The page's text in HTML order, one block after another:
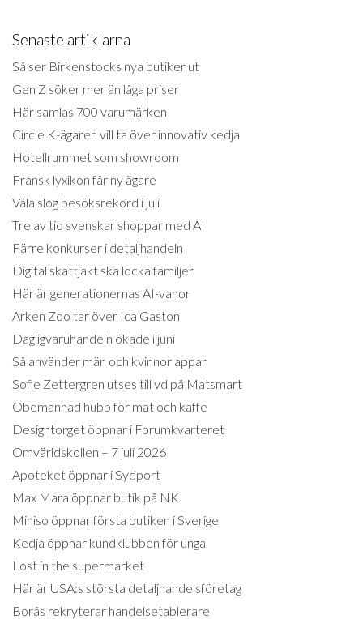
Senaste artiklarna
Så ser Birkenstocks nya butiker ut
Gen Z söker mer än låga priser
Här samlas 700 varumärken
Circle K-ägaren vill ta över innovativ kedja
Hotellrummet som showroom
Fransk lyxikon får ny ägare
Väla slog besöksrekord i juli
Tre av tio svenskar shoppar med AI
Färre konkurser i detaljhandeln
Digital skattjakt ska locka familjer
Här är generationernas AI-vanor
Arken Zoo tar över Ica Gaston
Dagligvaruhandeln ökade i juni
Så använder män och kvinnor appar
Sofie Zettergren utses till vd på Matsmart
Obemannad hubb för mat och kaffe
Designtorget öppnar i Forumkvarteret
Omvärldskollen – 7 juli 2026
Apoteket öppnar i Sydport
Max Mara öppnar butik på NK
Miniso öppnar första butiken i Sverige
Kedja öppnar kundklubben för unga
Lost in the supermarket
Här är USA:s största detaljhandelsföretag
Borås rekryterar handelsetablerare